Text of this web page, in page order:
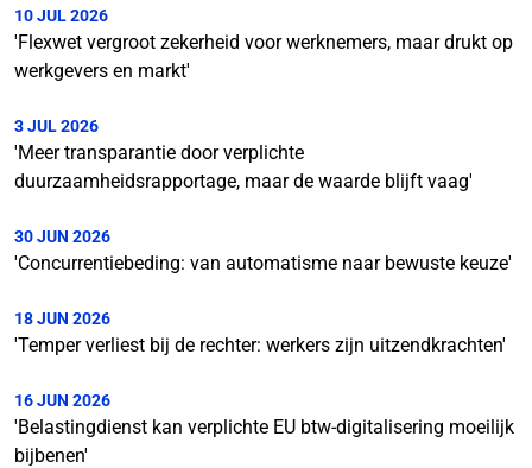
10 JUL 2026
'Flexwet vergroot zekerheid voor werknemers, maar drukt op
werkgevers en markt'
3 JUL 2026
'Meer transparantie door verplichte
duurzaamheidsrapportage, maar de waarde blijft vaag'
30 JUN 2026
'Concurrentiebeding: van automatisme naar bewuste keuze'
18 JUN 2026
'Temper verliest bij de rechter: werkers zijn uitzendkrachten'
16 JUN 2026
'Belastingdienst kan verplichte EU btw-digitalisering moeilijk
bijbenen'